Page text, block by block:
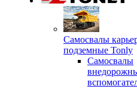
Самосвалы
подземные Tonly
Самосвалы